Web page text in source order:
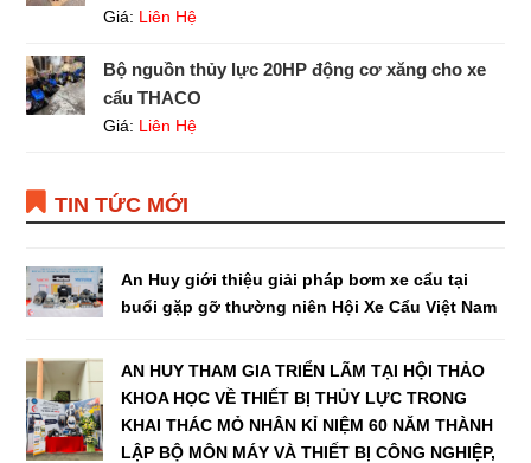
Giá: Liên Hệ
Bộ nguồn thủy lực 20HP động cơ xăng cho xe
cẩu THACO
Giá: Liên Hệ
TIN TỨC MỚI
An Huy giới thiệu giải pháp bơm xe cẩu tại
buổi gặp gỡ thường niên Hội Xe Cẩu Việt Nam
AN HUY THAM GIA TRIỂN LÃM TẠI HỘI THẢO
KHOA HỌC VỀ THIẾT BỊ THỦY LỰC TRONG
KHAI THÁC MỎ NHÂN KỈ NIỆM 60 NĂM THÀNH
LẬP BỘ MÔN MÁY VÀ THIẾT BỊ CÔNG NGHIỆP,